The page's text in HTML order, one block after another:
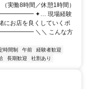
実働8時間／休憩1時間）
✦… 現場経験
お店を良くしていくポ
＼＼ こんな方
時間制 午前
経験者歓迎
長期歓迎 社割あり